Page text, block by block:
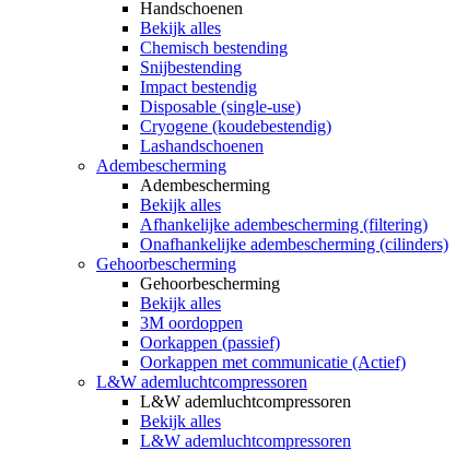
Handschoenen
Bekijk alles
Chemisch bestending
Snijbestending
Impact bestendig
Disposable (single-use)
Cryogene (koudebestendig)
Lashandschoenen
Adembescherming
Adembescherming
Bekijk alles
Afhankelijke adembescherming (filtering)
Onafhankelijke adembescherming (cilinders)
Gehoorbescherming
Gehoorbescherming
Bekijk alles
3M oordoppen
Oorkappen (passief)
Oorkappen met communicatie (Actief)
L&W ademluchtcompressoren
L&W ademluchtcompressoren
Bekijk alles
L&W ademluchtcompressoren